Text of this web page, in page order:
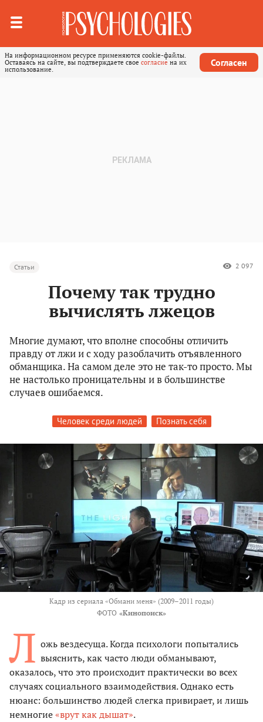
На информационном ресурсе применяются cookie-файлы.
Оставаясь на сайте, вы подтверждаете свое согласие на их
использование.
Согласен
Статьи 2 097
Почему так трудно
вычислять лжецов
Многие думают, что вполне способны отличить
правду от лжи и с ходу разоблачить отъявленного
обманщика. На самом деле это не так-то просто. Мы
не настолько проницательны и в большинстве
случаев ошибаемся.
Человек среди людей Познать себя
Кадр из сериала «Обмани меня» (2009–2011 годы)
ФОТО «Кинопоиск»
Л ожь вездесуща. Когда психологи попытались
выяснить, как часто люди обманывают,
оказалось, что это происходит практически во всех
случаях социального взаимодействия. Однако есть
нюанс: большинство людей слегка привирает, и лишь
немногие«врут как дышат».